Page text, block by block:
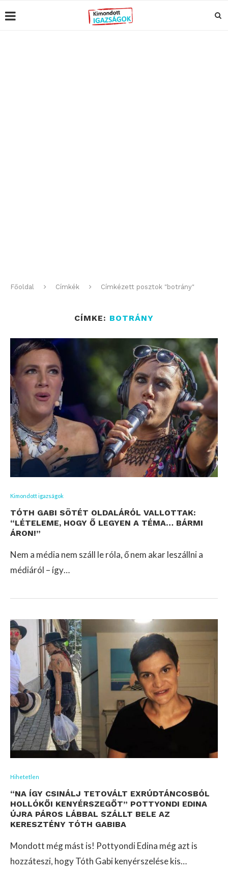
Főoldal Címkék Címkézett posztok "botrány"
CÍMKE: BOTRÁNY
Kimondott igazságok
TÓTH GABI SÖTÉT OLDALÁRÓL VALLOTTAK:
“LÉTELEME, HOGY Ő LEGYEN A TÉMA… BÁRMI
ÁRON!”
Nem a média nem száll le róla, ő nem akar leszállni a
médiáról – így…
Hihetetlen
“NA ÍGY CSINÁLJ TETOVÁLT EXRÚDTÁNCOSBÓL
HOLLÓKŐI KENYÉRSZEGŐT” POTTYONDI EDINA
ÚJRA PÁROS LÁBBAL SZÁLLT BELE AZ
KERESZTÉNY TÓTH GABIBA
Mondott még mást is! Pottyondi Edina még azt is
hozzáteszi, hogy Tóth Gabi kenyérszelése kis…